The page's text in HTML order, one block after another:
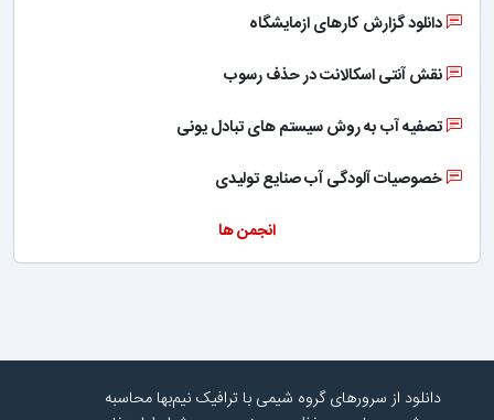
دانلود گزارش کارهای ازمایشگاه
نقش آنتی اسکالانت در حذف رسوب
تصفیه آب به روش سیستم های تبادل یونی
خصوصیات آلودگی آب صنایع تولیدی
انجمن ها
دانلود از سرورهای گروه شیمی با ترافیک نیم‌بها محاسبه